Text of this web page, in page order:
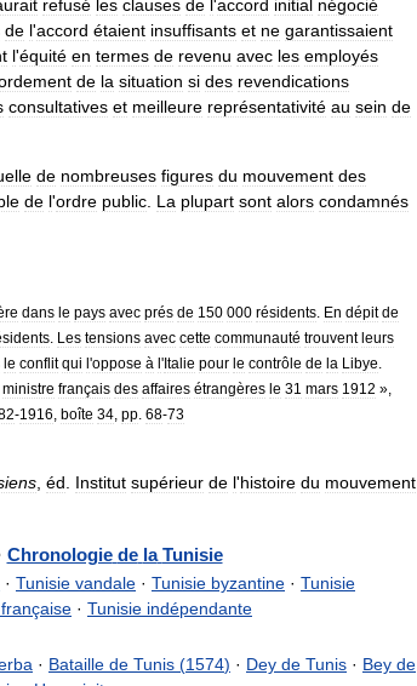
refusé les clauses de l'accord initial négocié
de l'accord étaient insuffisants et ne garantissaient
l'équité en termes de revenu avec les employés
de la situation si des revendications
consultatives et meilleure représentativité au sein de
de nombreuses figures du mouvement des
de l'ordre public. La plupart sont alors condamnés
dans le pays avec prés de 150 000 résidents. En dépit de
. Les tensions avec cette communauté trouvent leurs
le conflit qui 'oppose à ' Italie pour le contrôle de la Libye.
ministre français des affaires étrangères le 31 mars 1912 »,
-1916, boîte 34, pp. 68-73
, éd. Institut supérieur de l'histoire du mouvement
Chronologie de la Tunisie
· Tunisie vandale · Tunisie byzantine · Tunisie
française · Tunisie indépendante
· Bataille de Tunis (1574) · Dey de Tunis · Bey de